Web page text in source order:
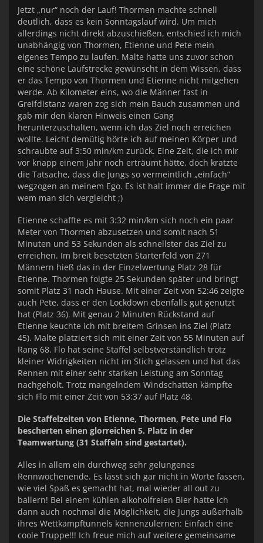
Jetzt „nur“ noch der Lauf! Thormen machte schnell
deutlich, dass es kein Sonntagslauf wird. Um mich
allerdings nicht direkt abzuschießen, entschied ich mich
unabhängig von Thormen, Etienne und Pete mein
eigenes Tempo zu laufen. Malte hatte uns zuvor schon
eine schöne Laufstrecke gewünscht in dem Wissen, dass
er das Tempo von Thormen und Etienne nicht mitgehen
werde. Ab Kilometer eins, wo die Männer fast in
Greifdistanz waren zog sich mein Bauch zusammen und
gab mir den klaren Hinweis einen Gang
herunterzuschalten, wenn ich das Ziel noch erreichen
wollte. Leicht demütig hörte ich auf meinen Körper und
schraubte auf 3:50 min/km zurück. Eine Zeit, die ich mir
vor knapp einem Jahr noch erträumt hätte, doch kratzte
die Tatsache, dass die Jungs so vermeintlich „einfach“
wegzogen an meinem Ego. Es ist halt immer die Frage mit
wem man sich vergleicht ;)
Etienne schaffte es mit 3:32 min/km sich noch ein paar
Meter von Thormen abzusetzen und somit nach 51
Minuten und 53 Sekunden als schnellster das Ziel zu
erreichen. Im breit besetzten Starterfeld von 271
Männern hieß das in der Einzelwertung Platz 28 für
Etienne. Thormen folgte 25 Sekunden später und bringt
somit Platz 31 nach Hause. Mit einer Zeit von 52:46 zeigte
auch Pete, dass er den Lockdown ebenfalls gut genutzt
hat (Platz 36). Mit genau 2 Minuten Rückstand auf
Etienne keuchte ich mit breitem Grinsen ins Ziel (Platz
45). Malte platziert sich mit einer Zeit von 55 Minuten auf
Rang 68. Flo hat seine Staffel selbstverständlich trotz
kleiner Widrigkeiten nicht im Stich gelassen und hat das
Rennen mit einer sehr starken Leistung am Sonntag
nachgeholt. Trotz mangelndem Windschatten kämpfte
sich Flo mit einer Zeit von 53:37 auf Platz 48.
Die Staffelzeiten von Etienne, Thormen, Pete und Flo
bescherten einen glorreichen 5. Platz in der
Teamwertung (31 Staffeln sind gestartet).
Alles in allem ein durchweg sehr gelungenes
Rennwochenende. Es lässt sich gar nicht in Worte fassen,
wie viel Spaß es gemacht hat, mal wieder all out zu
ballern! Bei einem kühlen alkoholfreien Bier hatte ich
dann auch nochmal die Möglichkeit, die Jungs außerhalb
ihres Wettkampftunnels kennenzulernen: Einfach eine
coole Truppe!!! Ich freue mich auf weitere gemeinsame